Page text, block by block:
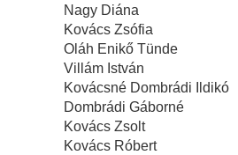
Nagy Diána
Kovács Zsófia
Oláh Enikő Tünde
Villám István
Kovácsné Dombrádi Ildikó
Dombrádi Gáborné
Kovács Zsolt
Kovács Róbert